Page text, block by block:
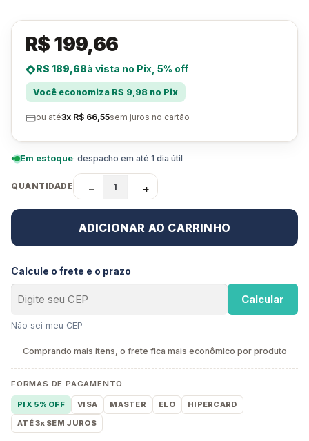
R$ 199,66
R$ 189,68à vista no Pix, 5% off
Você economiza R$ 9,98 no Pix
ou até3x R$ 66,55sem juros no cartão
Em estoque· despacho em até 1 dia útil
QUANTIDADE − +
ADICIONAR AO CARRINHO
Calcule o frete e o prazo
Calcular
Não sei meu CEP
Comprando mais itens, o frete fica mais econômico por produto
FORMAS DE PAGAMENTO
PIX 5% OFF VISA MASTER ELO
HIPERCARD
ATÉ 3x SEM JUROS